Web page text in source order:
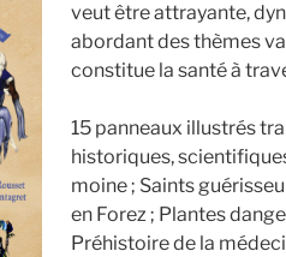
veut être attrayante,
abordant des thèmes
constitue la santé à
15 panneaux illustrés
historiques,
moine ; Saints
en Forez ; Plantes
Préhistoire de la